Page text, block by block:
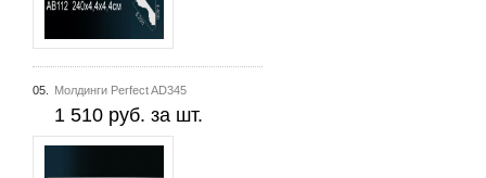
05. Молдинги Perfect AD345
1 510 руб. за шт.